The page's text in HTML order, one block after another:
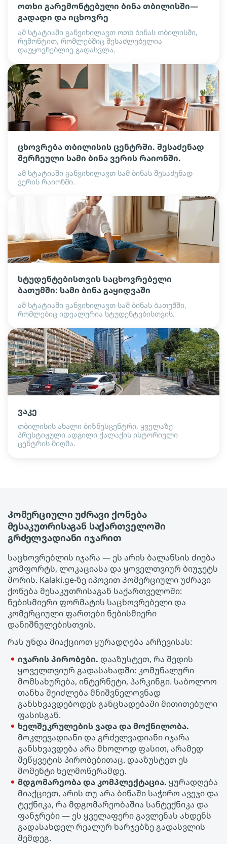
ოთხი გარემონტებული ბინა თბილისში—
გადადი და იცხოვრე
ამ სტატიაში განვიხილავთ ოთხ ბინას თბილისში,
რემონტით, რომლებშიც შესაძლებელია
დაუყოვნებლივ გადასვლა.
ცხოვრება თბილისის ცენტრში. შესაძენად
შერჩეული სამი ბინა ვერის რაიონში.
ამ სტატიაში განვიხილავთ სამ ბინას შესაძენად
ვერის რაიონში.
სტუდენტებისთვის საცხოვრებელი
ბათუმში: სამი ბინა გაყიდვაში
ამ სტატიაში განვიხილავთ სამ ბინას ბათუმში,
რომლებიც იდეალურია სტუდენტებისთვის.
ვაკე
თბილისის ახალი ბიზნესცენტრი, ყველაზე
პრესტიჟული ადგილი ქალაქის ისტორიული
ცენტრის მიღმა.
Კომერციული უძრავი ქონება
მესაკუთრისაგან საქართველოში
გრძელვადიანი იჯარით
საცხოვრებლის იჯარა — ეს არის ბალანსის ძიება
კომფორტს, ლოკაციასა და ყოველთვიურ ბიუჯეტს
შორის. Kalaki.ge-ზე იპოვით Კომერციული უძრავი
ქონება მესაკუთრისაგან საქართველოში:
ნებისმიერი ფორმატის საცხოვრებელი და
კომერციული ფართები ნებისმიერი
დანიშნულებისთვის.
რას უნდა მიაქციოთ ყურადღება არჩევისას:
იჯარის პირობები. დააზუსტეთ, რა შედის
ყოველთვიურ გადასახადში: კომუნალური
მომსახურება, ინტერნეტი, პარკინგი. საბოლოო
თანხა შეიძლება მნიშვნელოვნად
განსხვავდებოდეს განცხადებაში მითითებული
ფასისგან.
ხელშეკრულების ვადა და მოქნილობა.
მოკლევადიანი და გრძელვადიანი იჯარა
განსხვავდება არა მხოლოდ ფასით, არამედ
შეწყვეტის პირობებითაც. დააზუსტეთ ეს
მომენტი ხელმოწერამდე.
მდგომარეობა და კომპლექტაცია. ყურადღება
მიაქციეთ, არის თუ არა ბინაში საჭირო ავეჯი და
ტექნიკა, რა მდგომარეობაშია სანტექნიკა და
ფანჯრები — ეს ყველაფერი გავლენას ახდენს
გადასახდელ რეალურ ხარჯებზე გადასვლის
შემდეგ.